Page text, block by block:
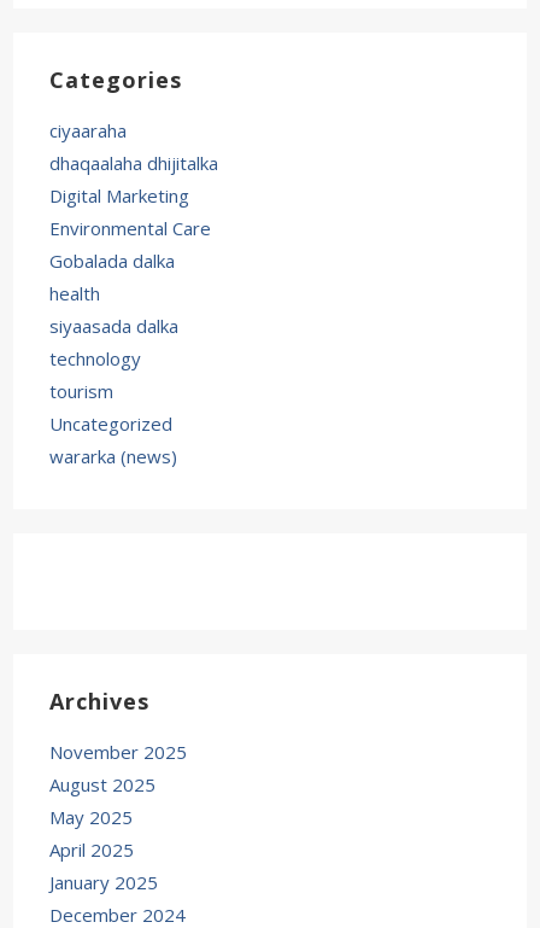
Categories
ciyaaraha
dhaqaalaha dhijitalka
Digital Marketing
Environmental Care
Gobalada dalka
health
siyaasada dalka
technology
tourism
Uncategorized
wararka (news)
Archives
November 2025
August 2025
May 2025
April 2025
January 2025
December 2024